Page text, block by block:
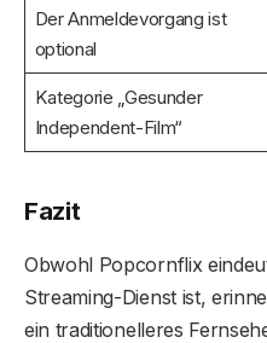
Der Anmeldevorgang ist
optional
Kategorie „Gesunder
Independent-Film“
Fazit
Obwohl Popcornflix
Streaming-Dienst ist,
ein traditionelleres